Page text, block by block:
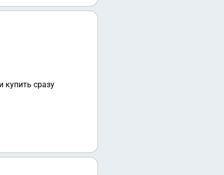
на которую будет
купить сразу